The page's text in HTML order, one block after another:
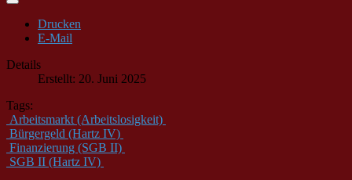
Drucken
E-Mail
Details
Erstellt: 20. Juni 2025
Tags:
Arbeitsmarkt (Arbeitslosigkeit)
Bürgergeld (Hartz IV)
Finanzierung (SGB II)
SGB II (Hartz IV)